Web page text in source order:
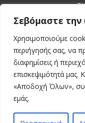
Σεβόμαστε την
Χρησιμοποιούμε
περιήγησής σας, να
διαφημίσεις ή
επισκεψιμότητά μας.
«Αποδοχή Όλων»,
εμάς.